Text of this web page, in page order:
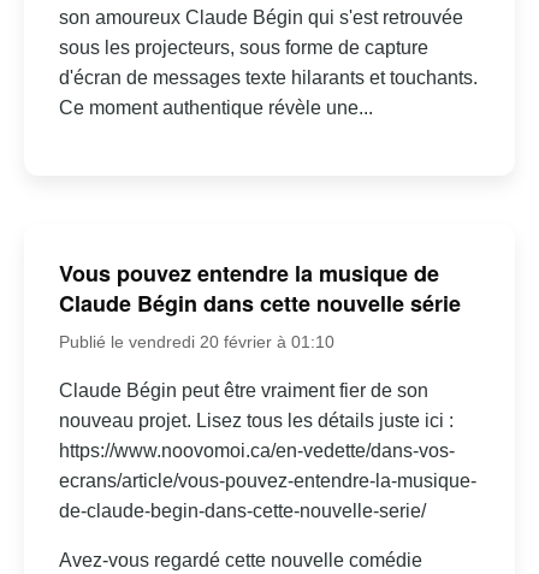
son amoureux Claude Bégin qui s'est retrouvée
sous les projecteurs, sous forme de capture
d'écran de messages texte hilarants et touchants.
Ce moment authentique révèle une...
Vous pouvez entendre la musique de
Claude Bégin dans cette nouvelle série
Publié le vendredi 20 février à 01:10
Claude Bégin peut être vraiment fier de son
nouveau projet. Lisez tous les détails juste ici :
https://www.noovomoi.ca/en-vedette/dans-vos-
ecrans/article/vous-pouvez-entendre-la-musique-
de-claude-begin-dans-cette-nouvelle-serie/
Avez-vous regardé cette nouvelle comédie